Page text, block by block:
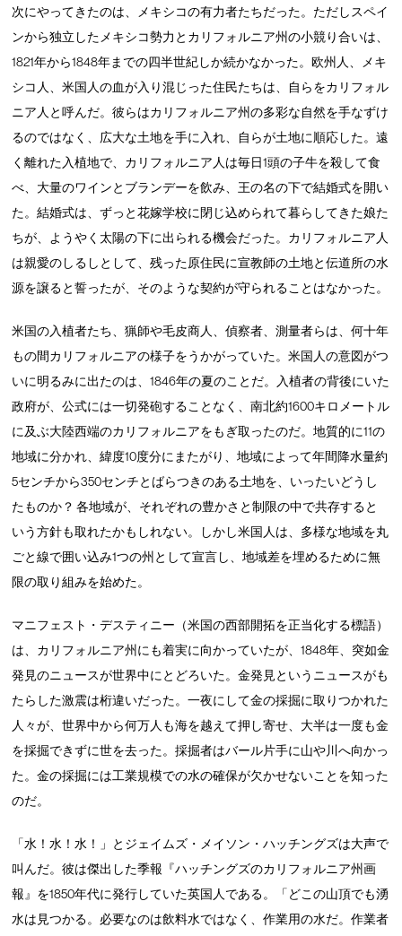
次にやってきたのは、メキシコの有力者たちだった。ただしスペイ
ンから独立したメキシコ勢力とカリフォルニア州の小競り合いは、
1821年から1848年までの四半世紀しか続かなかった。欧州人、メキ
シコ人、米国人の血が入り混じった住民たちは、自らをカリフォル
ニア人と呼んだ。彼らはカリフォルニア州の多彩な自然を手なずけ
るのではなく、広大な土地を手に入れ、自らが土地に順応した。遠
く離れた入植地で、カリフォルニア人は毎日1頭の子牛を殺して食
べ、大量のワインとブランデーを飲み、王の名の下で結婚式を開い
た。結婚式は、ずっと花嫁学校に閉じ込められて暮らしてきた娘た
ちが、ようやく太陽の下に出られる機会だった。カリフォルニア人
は親愛のしるしとして、残った原住民に宣教師の土地と伝道所の水
源を譲ると誓ったが、そのような契約が守られることはなかった。
米国の入植者たち、猟師や毛皮商人、偵察者、測量者らは、何十年
もの間カリフォルニアの様子をうかがっていた。米国人の意図がつ
いに明るみに出たのは、1846年の夏のことだ。入植者の背後にいた
政府が、公式には一切発砲することなく、南北約1600キロメートル
に及ぶ大陸西端のカリフォルニアをもぎ取ったのだ。地質的に11の
地域に分かれ、緯度10度分にまたがり、地域によって年間降水量約
5センチから350センチとばらつきのある土地を、いったいどうし
たものか？ 各地域が、それぞれの豊かさと制限の中で共存すると
いう方針も取れたかもしれない。しかし米国人は、多様な地域を丸
ごと線で囲い込み1つの州として宣言し、地域差を埋めるために無
限の取り組みを始めた。
マニフェスト・デスティニー（米国の西部開拓を正当化する標語）
は、カリフォルニア州にも着実に向かっていたが、1848年、突如金
発見のニュースが世界中にとどろいた。金発見というニュースがも
たらした激震は桁違いだった。一夜にして金の採掘に取りつかれた
人々が、世界中から何万人も海を越えて押し寄せ、大半は一度も金
を採掘できずに世を去った。採掘者はバール片手に山や川へ向かっ
た。金の採掘には工業規模での水の確保が欠かせないことを知った
のだ。
「水！水！水！」とジェイムズ・メイソン・ハッチングズは大声で
叫んだ。彼は傑出した季報『ハッチングズのカリフォルニア州画
報』を1850年代に発行していた英国人である。「どこの山頂でも湧
水は見つかる。必要なのは飲料水ではなく、作業用の水だ。作業者